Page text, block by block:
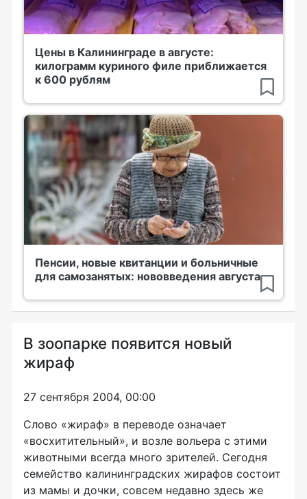
Цены в Калининграде в августе:
килограмм куриного филе приближается
к 600 рублям
Пенсии, новые квитанции и больничные
для самозанятых: нововведения августа
В зоопарке появится новый
жираф
27 сентября 2004, 00:00
Слово «жираф» в переводе означает
«восхитительный», и возле вольера с этими
животными всегда много зрителей. Сегодня
семейство калининградских жирафов состоит
из мамы и дочки, совсем недавно здесь же